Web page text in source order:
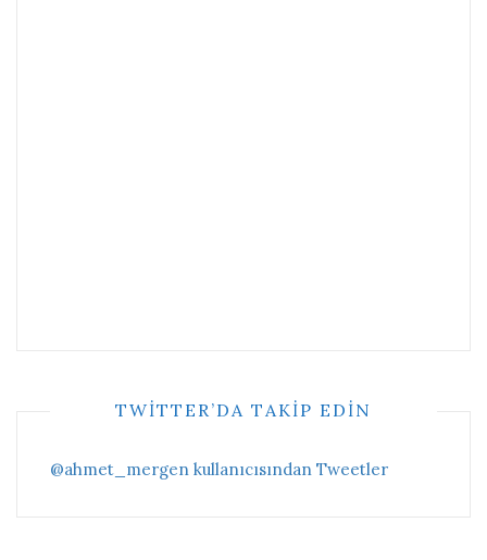
TWITTER’DA TAKIP EDIN
@ahmet_mergen kullanıcısından Tweetler